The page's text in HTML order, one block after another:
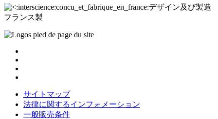
デザイン及び製造
フランス製
サイトマップ
法律に関するインフォメーション
一般販売条件